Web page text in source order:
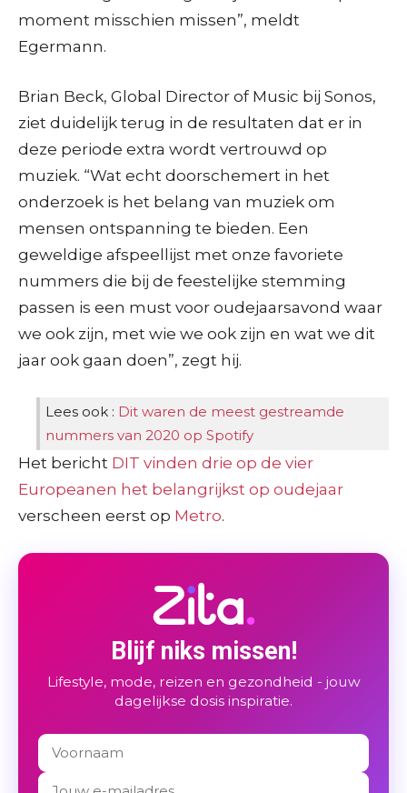
moment misschien missen”, meldt
Egermann.
Brian Beck, Global Director of Music bij Sonos,
ziet duidelijk terug in de resultaten dat er in
deze periode extra wordt vertrouwd op
muziek. “Wat echt doorschemert in het
onderzoek is het belang van muziek om
mensen ontspanning te bieden. Een
geweldige afspeellijst met onze favoriete
nummers die bij de feestelijke stemming
passen is een must voor oudejaarsavond waar
we ook zijn, met wie we ook zijn en wat we dit
jaar ook gaan doen”, zegt hij.
Lees ook : Dit waren de meest gestreamde
nummers van 2020 op Spotify
Het bericht DIT vinden drie op de vier
Europeanen het belangrijkst op oudejaar
verscheen eerst op Metro.
Blijf niks missen!
Lifestyle, mode, reizen en gezondheid - jouw
dagelijkse dosis inspiratie.